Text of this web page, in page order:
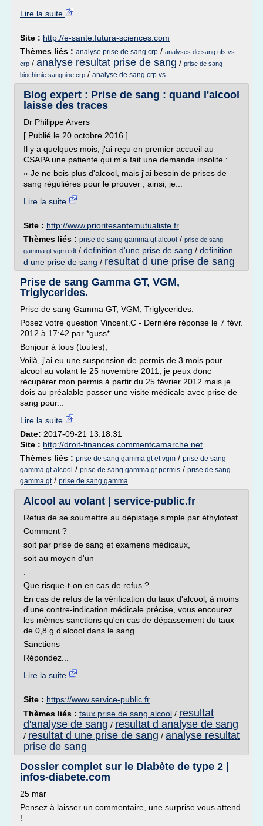
Lire la suite
Site : http://e-sante.futura-sciences.com
Thèmes liés : analyse prise de sang crp / analyses de sang nfs vs
crp / analyse resultat prise de sang / prise de sang
biochimie sanguine crp / analyse de sang crp vs
Blog expert : Prise de sang : quand l'alcool
laisse des traces
Dr Philippe Arvers
[ Publié le 20 octobre 2016 ]
Il y a quelques mois, j'ai reçu en premier accueil au
CSAPA une patiente qui m'a fait une demande insolite :
« Je ne bois plus d'alcool, mais j'ai besoin de prises de
sang régulières pour le prouver ; ainsi, je...
Lire la suite
Site : http://www.prioritesantemutualiste.fr
Thèmes liés : prise de sang gamma gt alcool / prise de sang
gamma gt vgm cdt / definition d'une prise de sang / definition
d une prise de sang / resultat d une prise de sang
Prise de sang Gamma GT, VGM,
Triglycerides.
Prise de sang Gamma GT, VGM, Triglycerides.
Posez votre question Vincent.C - Dernière réponse le 7 févr.
2012 à 17:42 par *guss*
Bonjour à tous (toutes),
Voilà, j'ai eu une suspension de permis de 3 mois pour
alcool au volant le 25 novembre 2011, je peux donc
récupérer mon permis à partir du 25 février 2012 mais je
dois au préalable passer une visite médicale avec prise de
sang pour...
Lire la suite
Date: 2017-09-21 13:18:31
Site : http://droit-finances.commentcamarche.net
Thèmes liés : prise de sang gamma gt et vgm / prise de sang
gamma gt alcool / prise de sang gamma gt permis / prise de sang
gamma gt/ prise de sang gamma
Alcool au volant | service-public.fr
Refus de se soumettre au dépistage simple par éthylotest
Comment ?
soit par prise de sang et examens médicaux,
soit au moyen d'un
Que risque-t-on en cas de refus ?
En cas de refus de la vérification du taux d'alcool, à moins
d'une contre-indication médicale précise, vous encourez
les mêmes sanctions qu'en cas de dépassement du taux
de 0,8 g d'alcool dans le sang.
Sanctions
Répondez...
Lire la suite
Site : https://www.service-public.fr
Thèmes liés : taux prise de sang alcool / resultat
d'analyse de sang / resultat d analyse de sang
/ resultat d une prise de sang / analyse resultat
prise de sang
Dossier complet sur le Diabète de type 2 |
infos-diabete.com
25 mar
Pensez à laisser un commentaire, une surprise vous attend
!